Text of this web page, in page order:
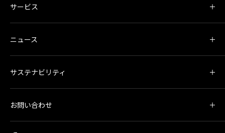
サービス
ニュース
サステナビリティ
お問い合わせ